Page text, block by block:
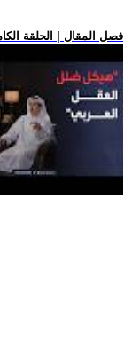
.. فصل المقال | الحلقة